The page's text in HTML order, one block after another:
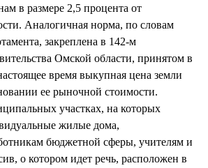
в размере 2,5 процента от
Аналогичная норма, по словам
закреплена в 142-м
Омской области, принятом в
время выкупная цена земли
ее рыночной стоимости.
участках, на которых
жилые дома,
бюджетной сферы, учителям и
о котором идет речь, расположен в